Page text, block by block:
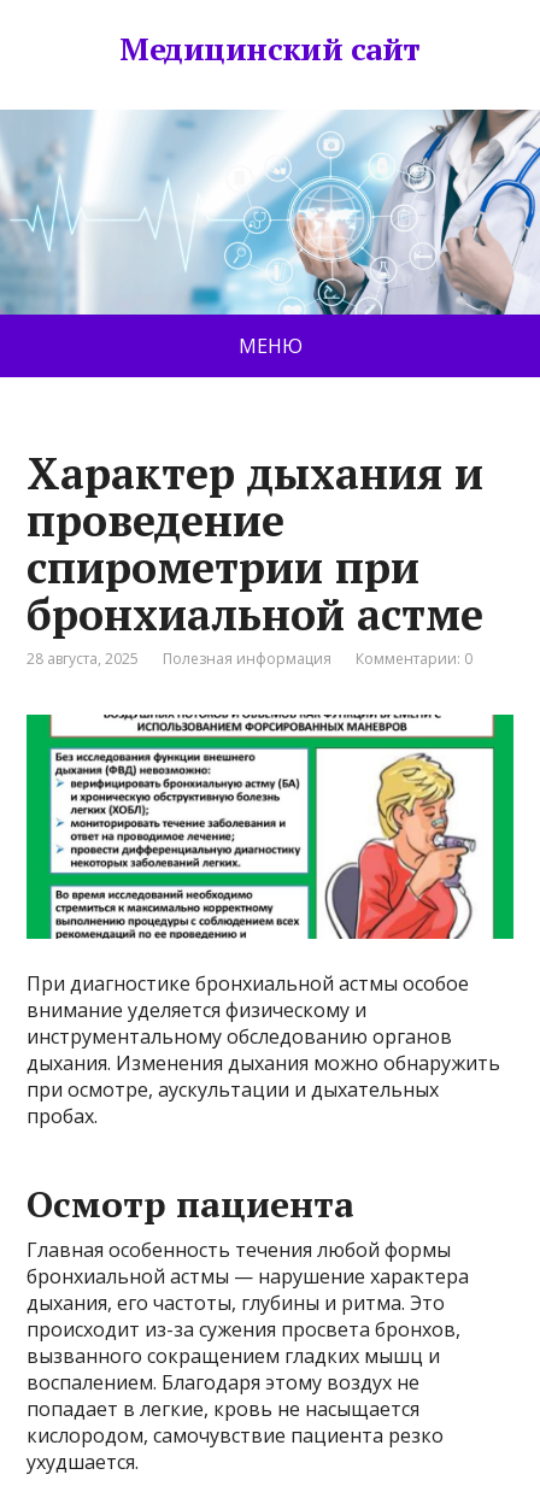
Медицинский сайт
МЕНЮ
Характер дыхания и
проведение
спирометрии при
бронхиальной астме
28 августа, 2025 Полезная информация Комментарии: 0
При диагностике бронхиальной астмы особое
внимание уделяется физическому и
инструментальному обследованию органов
дыхания. Изменения дыхания можно обнаружить
при осмотре, аускультации и дыхательных
пробах.
Осмотр пациента
Главная особенность течения любой формы
бронхиальной астмы — нарушение характера
дыхания, его частоты, глубины и ритма. Это
происходит из-за сужения просвета бронхов,
вызванного сокращением гладких мышц и
воспалением. Благодаря этому воздух не
попадает в легкие, кровь не насыщается
кислородом, самочувствие пациента резко
ухудшается.